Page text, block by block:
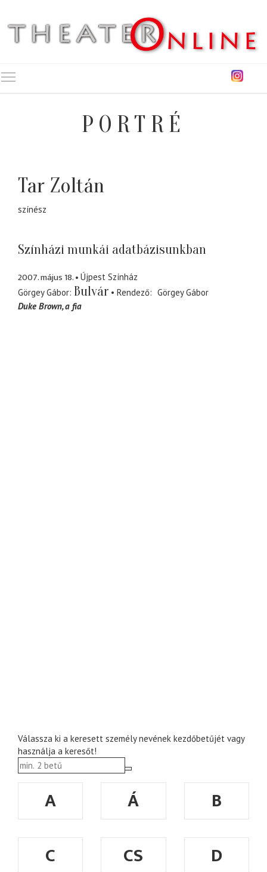
PORTRÉ
Tar Zoltán
színész
Színházi munkái adatbázisunkban
2007. május 18.
Újpest Színház
Görgey Gábor Bulvár Rendező
Görgey Gábor
Duke Brown a fia
Válassza ki a keresett személy nevének kezdőbetűjét vagy
használja a keresőt!
A Á
B
C
CS
D